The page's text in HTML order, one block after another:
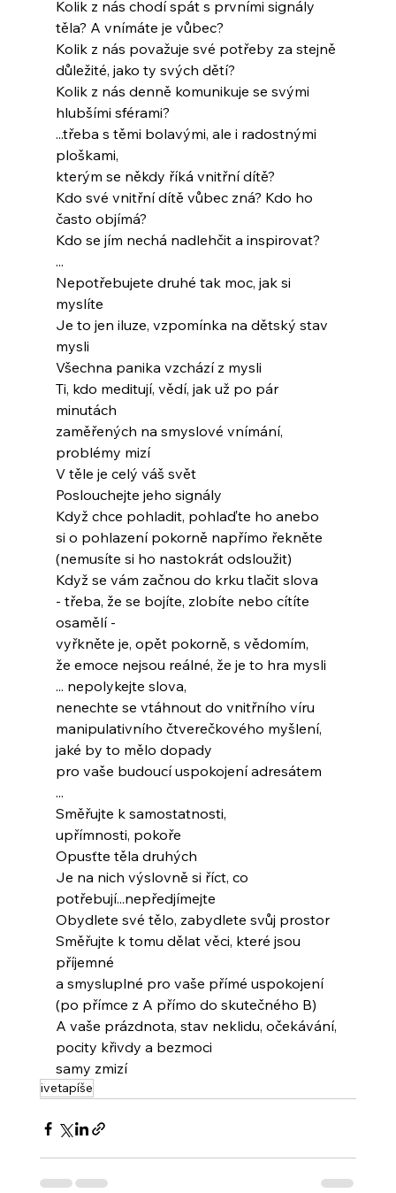
Kolik z nás chodí spát s prvními signály
těla? A vnímáte je vůbec?
Kolik z nás považuje své potřeby za stejně
důležité, jako ty svých dětí?
Kolik z nás denně komunikuje se svými
hlubšími sférami?
...třeba s těmi bolavými, ale i radostnými
ploškami,
kterým se někdy říká vnitřní dítě?
Kdo své vnitřní dítě vůbec zná? Kdo ho
často objímá?
Kdo se jím nechá nadlehčit a inspirovat?
...
Nepotřebujete druhé tak moc, jak si
myslíte
Je to jen iluze, vzpomínka na dětský stav
mysli
Všechna panika vzchází z mysli
Ti, kdo meditují, vědí, jak už po pár
minutách
zaměřených na smyslové vnímání,
problémy mizí
V těle je celý váš svět
Poslouchejte jeho signály
Když chce pohladit, pohlaďte ho anebo
si o pohlazení pokorně napřímo řekněte
(nemusíte si ho nastokrát odsloužit)
Když se vám začnou do krku tlačit slova
- třeba, že se bojíte, zlobíte nebo cítíte
osamělí -
vyřkněte je, opět pokorně, s vědomím,
že emoce nejsou reálné, že je to hra mysli
... nepolykejte slova,
nenechte se vtáhnout do vnitřního víru
manipulativního čtverečkového myšlení,
jaké by to mělo dopady
pro vaše budoucí uspokojení adresátem
...
Směřujte k samostatnosti,
upřímnosti, pokoře
Opusťte těla druhých
Je na nich výslovně si říct, co
potřebují...nepředjímejte
Obydlete své tělo, zabydlete svůj prostor
Směřujte k tomu dělat věci, které jsou
příjemné
a smysluplné pro vaše přímé uspokojení
(po přímce z A přímo do skutečného B)
A vaše prázdnota, stav neklidu, očekávání,
pocity křivdy a bezmoci
samy zmizí
ivetapíše